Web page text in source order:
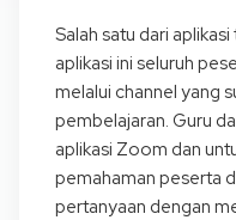
Salah satu dari
aplikasi ini seluruh
melalui channel yang
pembelajaran. Guru
aplikasi Zoom dan
pemahaman peserta
pertanyaan dengan